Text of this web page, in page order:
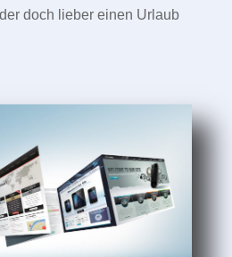
doch lieber einen Urlaub